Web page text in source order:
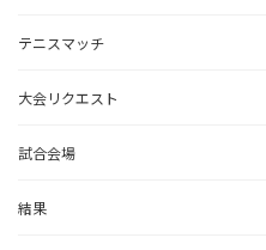
テニスマッチ
大会リクエスト
試合会場
結果